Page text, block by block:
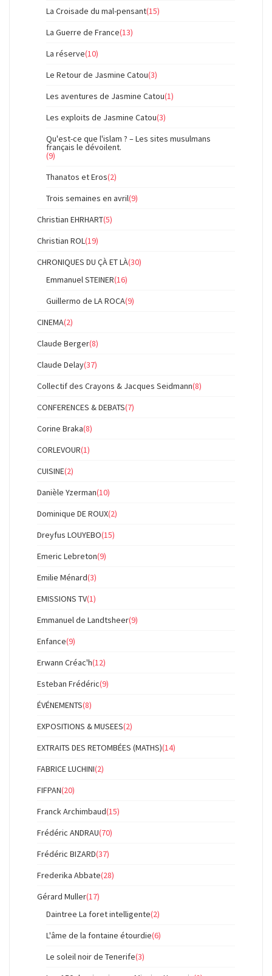
La Croisade du mal-pensant(15)
La Guerre de France(13)
La réserve(10)
Le Retour de Jasmine Catou(3)
Les aventures de Jasmine Catou(1)
Les exploits de Jasmine Catou(3)
Qu'est-ce que l'islam ? – Les sites musulmans
français le dévoilent.
(9)
Thanatos et Eros(2)
Trois semaines en avril(9)
Christian EHRHART(5)
Christian ROL(19)
CHRONIQUES DU ÇÀ ET LÀ(30)
Emmanuel STEINER(16)
Guillermo de LA ROCA(9)
CINEMA(2)
Claude Berger(8)
Claude Delay(37)
Collectif des Crayons & Jacques Seidmann(8)
CONFERENCES & DEBATS(7)
Corine Braka(8)
CORLEVOUR(1)
CUISINE(2)
Danièle Yzerman(10)
Dominique DE ROUX(2)
Dreyfus LOUYEBO(15)
Emeric Lebreton(9)
Emilie Ménard(3)
EMISSIONS TV(1)
Emmanuel de Landtsheer(9)
Enfance(9)
Erwann Créac'h(12)
Esteban Frédéric(9)
ÉVÉNEMENTS(8)
EXPOSITIONS & MUSEES(2)
EXTRAITS DES RETOMBÉES (MATHS)(14)
FABRICE LUCHINI(2)
FIFPAN(20)
Franck Archimbaud(15)
Frédéric ANDRAU(70)
Frédéric BIZARD(37)
Frederika Abbate(28)
Gérard Muller(17)
Daintree La foret intelligente(2)
L'âme de la fontaine étourdie(6)
Le soleil noir de Tenerife(3)